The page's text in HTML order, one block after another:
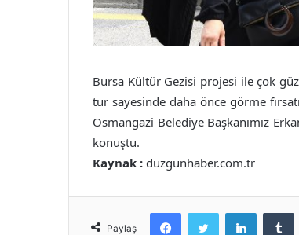
Bursa Kültür Gezisi projesi ile çok
tur sayesinde daha önce görme
Osmangazi Belediye Başkanımız
konuştu.
Kaynak : duzgunhaber.com.tr
Paylaş
FacebookTwitter LinkedIn